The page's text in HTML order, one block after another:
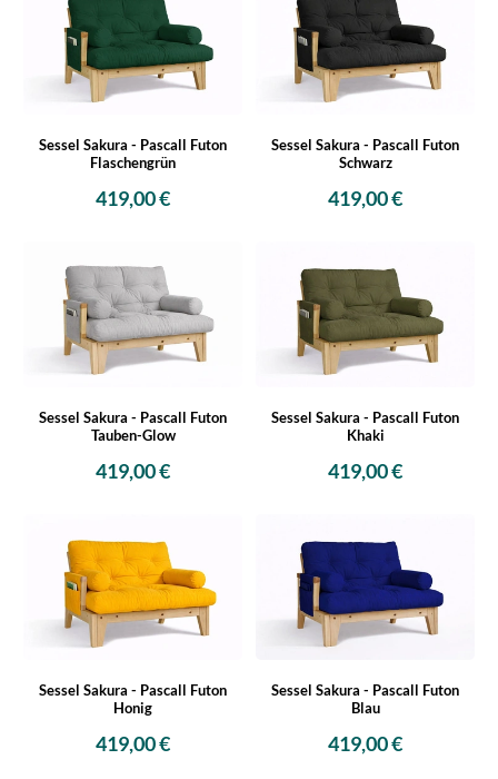
Sessel Sakura - Pascall Futon
Flaschengrün
419,00 €
Sessel Sakura - Pascall Futon
Schwarz
419,00 €
Sessel Sakura - Pascall Futon
Tauben-Glow
419,00 €
Sessel Sakura - Pascall Futon
Khaki
419,00 €
Sessel Sakura - Pascall Futon
Honig
419,00 €
Sessel Sakura - Pascall Futon
Blau
419,00 €